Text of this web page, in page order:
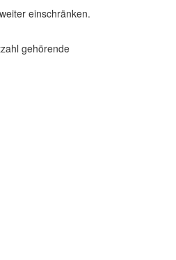
einschränken.
gehörende